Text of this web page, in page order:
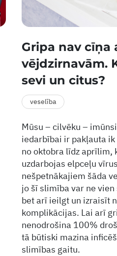
Gripa nav cīņa
vējdzirnavām.
sevi un citus?
veselība
Mūsu – cilvēku –
iedarbībai ir pakļauta
no oktobra līdz aprīlim,
uzdarbojas elpceļu
nešpetnākajiem šāda
jo šī slimība var ne
bet arī ieilgt un izraisīt
komplikācijas. Lai arī
nenodrošina 100%
tā būtiski mazina
slimības gaitu.